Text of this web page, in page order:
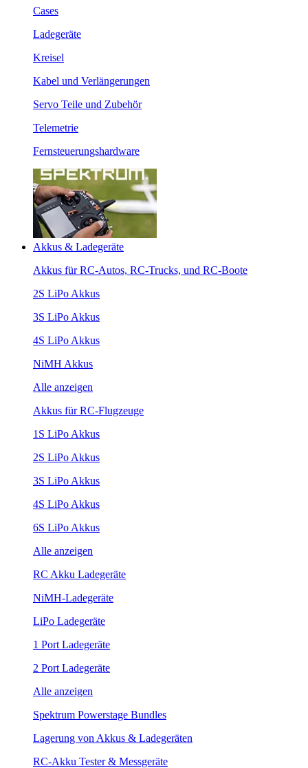
Cases
Ladegeräte
Kreisel
Kabel und Verlängerungen
Servo Teile und Zubehör
Telemetrie
Fernsteuerungshardware
Akkus & Ladegeräte
Akkus für RC-Autos, RC-Trucks, und RC-Boote
2S LiPo Akkus
3S LiPo Akkus
4S LiPo Akkus
NiMH Akkus
Alle anzeigen
Akkus für RC-Flugzeuge
1S LiPo Akkus
2S LiPo Akkus
3S LiPo Akkus
4S LiPo Akkus
6S LiPo Akkus
Alle anzeigen
RC Akku Ladegeräte
NiMH-Ladegeräte
LiPo Ladegeräte
1 Port Ladegeräte
2 Port Ladegeräte
Alle anzeigen
Spektrum Powerstage Bundles
Lagerung von Akkus & Ladegeräten
RC-Akku Tester & Messgeräte